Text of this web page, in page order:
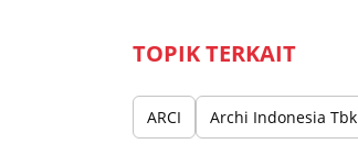
TOPIK TERKAIT
ARCI Archi Indonesia Tbk